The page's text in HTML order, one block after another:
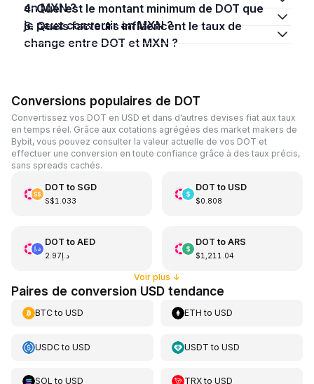
en MXN ?
4. Quel est le montant minimum de DOT que
je peux convertir en MXN ?
5. Quels facteurs influencent le taux de
change entre DOT et MXN ?
Conversions populaires de DOT
Convertissez vos DOT en USD et dans d’autres devises fiat aux taux
en temps réel. Grâce aux cotations agrégées des market makers de
Bybit, vous pouvez consulter la valeur actuelle de vos DOT et
effectuer une conversion en toute confiance grâce à des taux précis,
sans spreads cachés.
DOT to SGD
S$1.033
DOT to USD
$0.808
DOT to AED
د.إ2.97
DOT to ARS
$1,211.04
Voir plus ↓
Paires de conversion USD tendance
BTCto USD ETH toUSD
USDCto USD USDT toUSD
SOL to USD TRXtoUSD